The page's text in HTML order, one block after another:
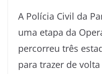
A Polícia Civil da
uma etapa da
percorreu três
para trazer de